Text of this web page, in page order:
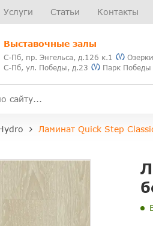
Услуги Статьи Контакты
Выставочные залы
С-Пб, пр. Энгельса, д.126 к.1
Озерки
С-Пб, ул. Победы, д.23
Парк Победы
Ламинат Quick Step